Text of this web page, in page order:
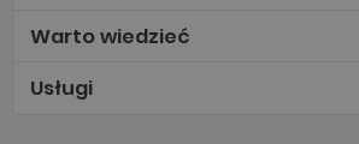
Warto wiedzieć
Usługi